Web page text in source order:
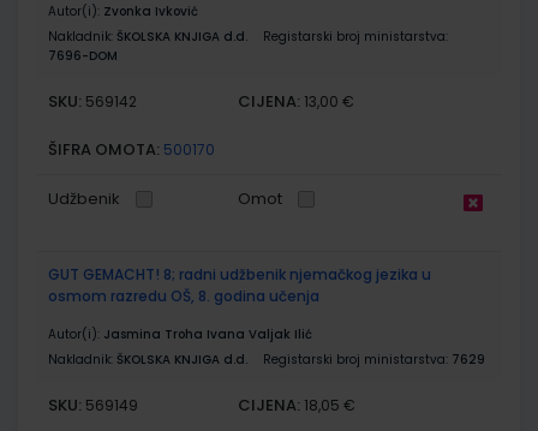
Autor(i): Zvonka Ivković
Nakladnik: ŠKOLSKA KNJIGA d.d.
Registarski broj ministarstva:
7696-DOM
SKU: 569142 CIJENA: 13,00 €
ŠIFRA OMOTA: 500170
Udžbenik Omot
GUT GEMACHT! 8; radni udžbenik njemačkog jezika u
osmom razredu OŠ, 8. godina učenja
Autor(i): Jasmina Troha Ivana Valjak Ilić
Nakladnik: ŠKOLSKA KNJIGA d.d. Registarski broj ministarstva: 7629
SKU: 569149 CIJENA: 18,05 €